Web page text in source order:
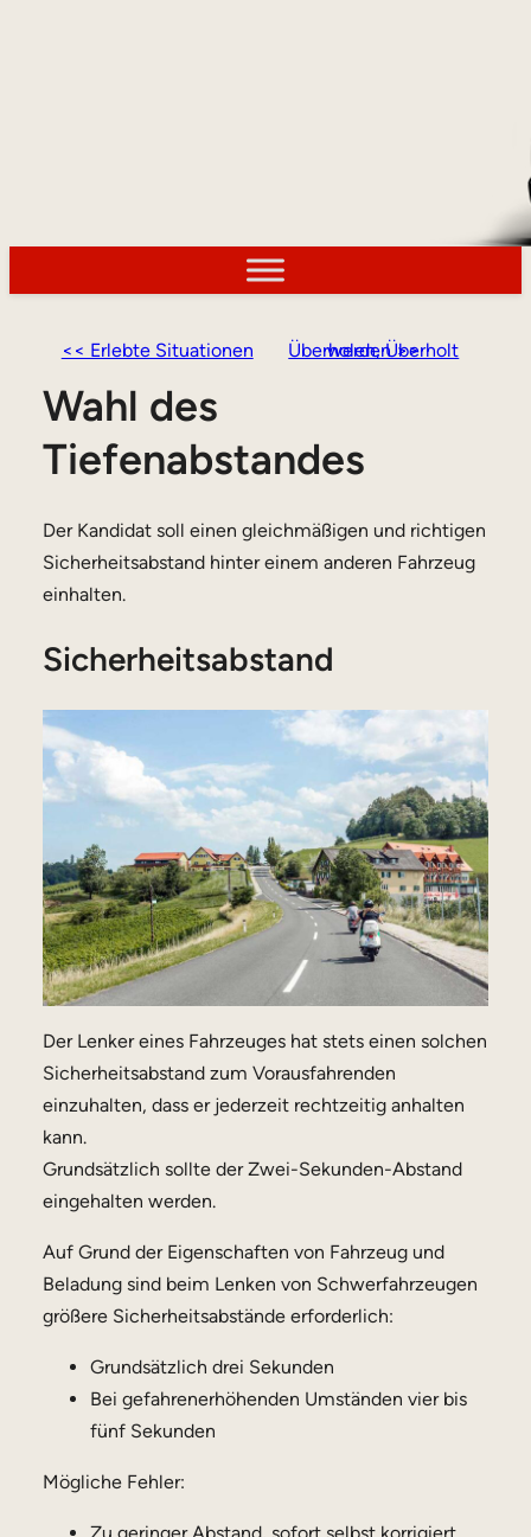
<< Erlebte Situationen Überholen, Überholt werden >>
Wahl des
Tiefenabstandes
Der Kandidat soll einen gleichmäßigen und richtigen
Sicherheitsabstand hinter einem anderen Fahrzeug
einhalten.
Sicherheitsabstand
Der Lenker eines Fahrzeuges hat stets einen solchen
Sicherheitsabstand zum Vorausfahrenden
einzuhalten, dass er jederzeit rechtzeitig anhalten
kann.
Grundsätzlich sollte der Zwei-Sekunden-Abstand
eingehalten werden.
Auf Grund der Eigenschaften von Fahrzeug und
Beladung sind beim Lenken von Schwerfahrzeugen
größere Sicherheitsabstände erforderlich:
Grundsätzlich drei Sekunden
Bei gefahrenerhöhenden Umständen vier bis
fünf Sekunden
Mögliche Fehler: